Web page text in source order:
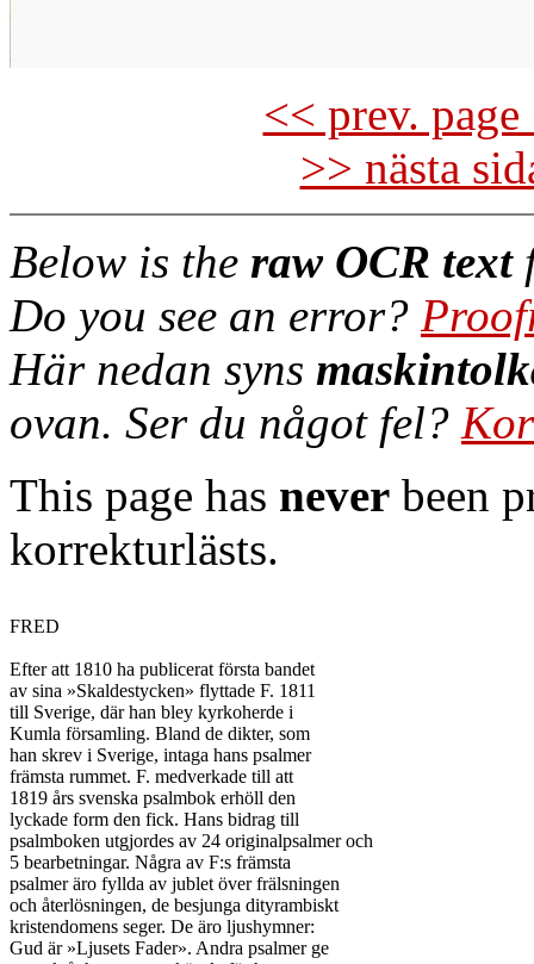
<< prev.
>> nästa
Below is the raw OCR text
Do you see an error?
Här nedan syns
ovan. Ser du något fel?
This page has never been
korrekturlästs.
FRED
Efter att 1810 ha publicerat första bandet
av sina »Skaldestycken» flyttade F. 1811
till Sverige, där han bley kyrkoherde i
Kumla församling. Bland de dikter, som
han skrev i Sverige, intaga hans psalmer
främsta rummet. F. medverkade till att
1819 års svenska psalmbok erhöll den
lyckade form den fick. Hans bidrag till
psalmboken utgjordes av 24 originalpsalmer och
5 bearbetningar. Några av F:s främsta
psalmer äro fyllda av jublet över frälsningen
och återlösningen, de besjunga dityrambiskt
kristendomens seger. De äro ljushymner:
Gud är »Ljusets Fader». Andra psalmer ge